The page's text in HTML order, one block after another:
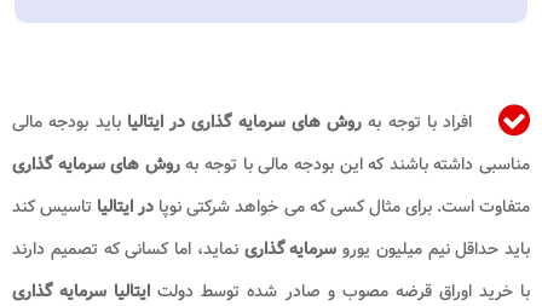
افراد با توجه به روش های سرمایه گذاری در ایتالیا​باید بودجه مالی
مناسبی داشته باشند که این بودجه مالی با توجه بهروش های سرمایه گذاری
متفاوت است. برای مثال کسی که می خواهد شرکتی نوپا در ایتالیا تاسیس کند
باید حداقل نیم میلیون یورو سرمایه گذاری نماید، اما کسانی که تصمیم دارند
با خرید اوراق قرضه مصوب و صادر شده توسط دولت ایتالیا سرمایه گذاری